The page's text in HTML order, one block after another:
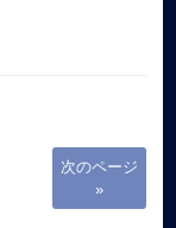
次のページ
»